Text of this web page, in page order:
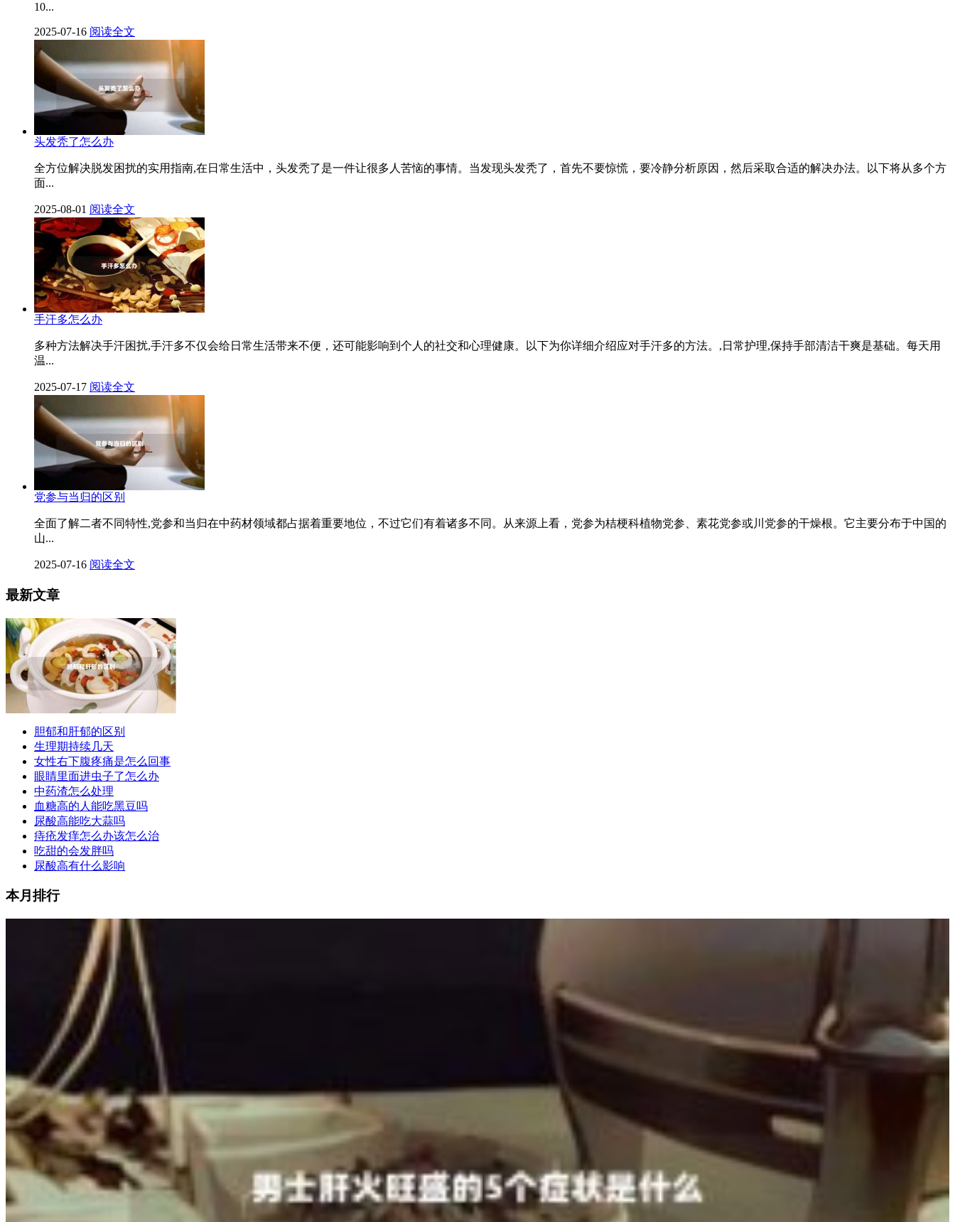
10...
2025-07-16 阅读全文
头发秃了怎么办
全方位解决脱发困扰的实用指南,在日常生活中，头发秃了是一件让很多人苦恼的事情。当发现头发秃了，首先不要惊慌，要冷静分析原因，然后采取合适的解决办法。以下将从多个方
面...
2025-08-01 阅读全文
手汗多怎么办
多种方法解决手汗困扰,手汗多不仅会给日常生活带来不便，还可能影响到个人的社交和心理健康。以下为你详细介绍应对手汗多的方法。,日常护理,保持手部清洁干爽是基础。每天用
温...
2025-07-17 阅读全文
党参与当归的区别
全面了解二者不同特性,党参和当归在中药材领域都占据着重要地位，不过它们有着诸多不同。从来源上看，党参为桔梗科植物党参、素花党参或川党参的干燥根。它主要分布于中国的
山...
2025-07-16 阅读全文
最新文章
胆郁和肝郁的区别
生理期持续几天
女性右下腹疼痛是怎么回事
眼睛里面进虫子了怎么办
中药渣怎么处理
血糖高的人能吃黑豆吗
尿酸高能吃大蒜吗
痔疮发痒怎么办该怎么治
吃甜的会发胖吗
尿酸高有什么影响
本月排行